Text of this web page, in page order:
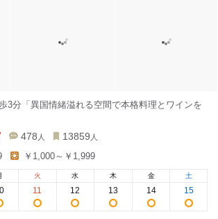
3分「異国情緒溢れる空間で本格料理とワインを
478 人 13859 人
￥1,000～￥1,999
火
11
水
12
木
13
金
14
土
15